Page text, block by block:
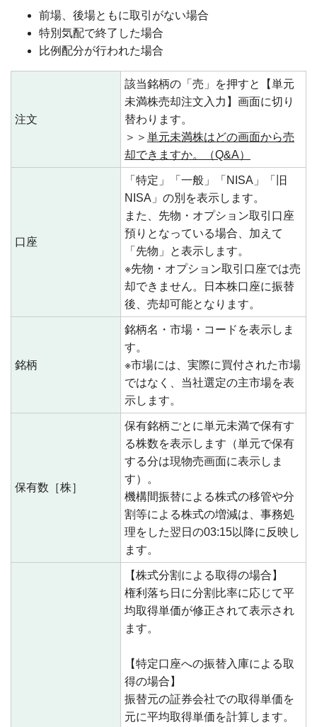
前場、後場ともに取引がない場合
特別気配で終了した場合
比例配分が行われた場合
注文
該当銘柄の「売」を押すと【単元
未満株売却注文入力】画面に切り
替わります。
＞＞ 単元未満株はどの画面から売
却できますか。（Q&A）
口座
「特定」「一般」「NISA」「旧
NISA」の別を表示します。
また、先物・オプション取引口座
預りとなっている場合、加えて
「先物」と表示します。
※先物・オプション取引口座では売
却できません。日本株口座に振替
後、売却可能となります。
銘柄
銘柄名・市場・コードを表示しま
す。
※市場には、実際に買付された市場
ではなく、当社選定の主市場を表
示します。
保有数［株］
保有銘柄ごとに単元未満で保有す
る株数を表示します（単元で保有
する分は現物売画面に表示しま
す）。
機構間振替による株式の移管や分
割等による株式の増減は、事務処
理をした翌日の03:15以降に反映し
ます。
【株式分割による取得の場合】
権利落ち日に分割比率に応じて平
均取得単価が修正されて表示され
ます。
【特定口座への振替入庫による取
得の場合】
振替元の証券会社での取得単価を
元に平均取得単価を計算します。